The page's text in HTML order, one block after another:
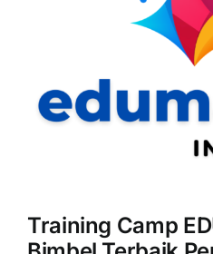
Training Camp